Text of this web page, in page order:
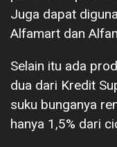
Juga dapat
Alfamart dan
Selain itu ada
dua dari Kredit
suku bunganya
hanya 1,5% dari